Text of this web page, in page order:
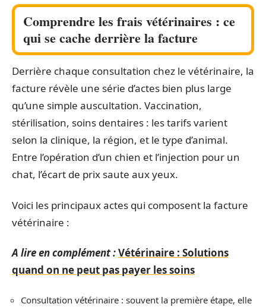
Comprendre les frais vétérinaires : ce
qui se cache derrière la facture
Derrière chaque consultation chez le vétérinaire, la
facture révèle une série d’actes bien plus large
qu’une simple auscultation. Vaccination,
stérilisation, soins dentaires : les tarifs varient
selon la clinique, la région, et le type d’animal.
Entre l’opération d’un chien et l’injection pour un
chat, l’écart de prix saute aux yeux.
Voici les principaux actes qui composent la facture
vétérinaire :
A lire en complément :Vétérinaire : Solutions
quand on ne peut pas payer les soins
Consultation vétérinaire : souvent la première étape, elle